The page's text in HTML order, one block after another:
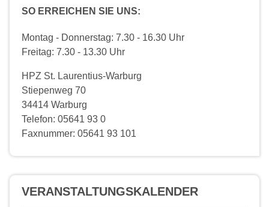
SO ERREICHEN SIE UNS:
Montag - Donnerstag: 7.30 - 16.30 Uhr
Freitag: 7.30 - 13.30 Uhr
HPZ St. Laurentius-Warburg
Stiepenweg 70
34414 Warburg
Telefon: 05641 93 0
Faxnummer: 05641 93 101
VERANSTALTUNGS­KALENDER